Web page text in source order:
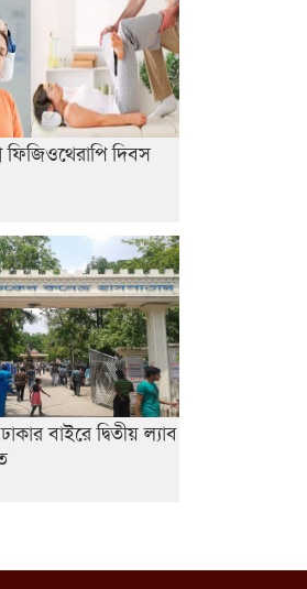
ভ্যানচালক
কারচুরি অভিযোগ
ফিজিওথেরাপি দিবস
বাইরে দ্বিতীয় ল্যাব